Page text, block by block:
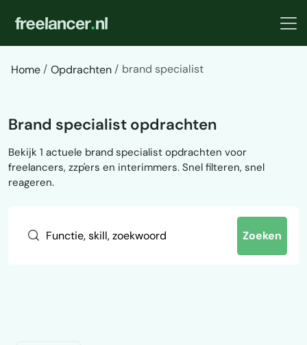
Home Opdrachten brand specialist
Brand specialist opdrachten
Bekijk 1 actuele brand specialist opdrachten voor
freelancers, zzp'ers en interimmers. Snel filteren, snel
reageren.
Zoeken